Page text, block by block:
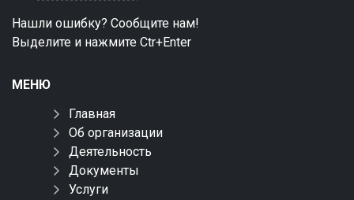
Нашли ошибку? Сообщите нам!
Выделите и нажмите Ctr+Enter
МЕНЮ
Главная
Об организации
Деятельность
Документы
Услуги